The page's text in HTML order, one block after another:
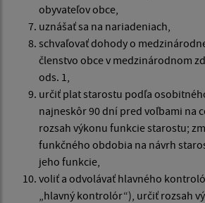
obyvateľov obce,
uznášať sa na nariadeniach,
schvaľovať dohody o
členstvo obce v medzinárodnom
ods. 1,
určiť plat starostu podľa
najneskôr 90 dní pred voľbami na
rozsah výkonu funkcie starostu;
funkčného obdobia na návrh
jeho funkcie,
voliť a odvolávať hlavného
„hlavný kontrolór“), určiť rozsah